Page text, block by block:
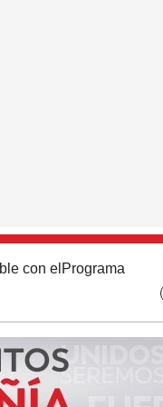
con el Programa